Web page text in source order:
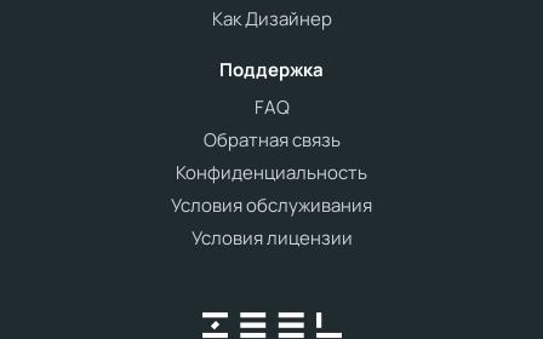
Как Дизайнер
Поддержка
FAQ
Обратная связь
Конфиденциальность
Условия обслуживания
Условия лицензии